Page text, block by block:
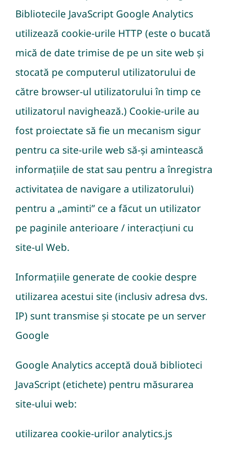
Bibliotecile JavaScript Google Analytics
utilizează cookie-urile HTTP (este o bucată
mică de date trimise de pe un site web și
stocată pe computerul utilizatorului de
către browser-ul utilizatorului în timp ce
utilizatorul navighează.) Cookie-urile au
fost proiectate să fie un mecanism sigur
pentru ca site-urile web să-și amintească
informațiile de stat sau pentru a înregistra
activitatea de navigare a utilizatorului)
pentru a „aminti” ce a făcut un utilizator
pe paginile anterioare / interacțiuni cu
site-ul Web.
Informațiile generate de cookie despre
utilizarea acestui site (inclusiv adresa dvs.
IP) sunt transmise și stocate pe un server
Google
Google Analytics acceptă două biblioteci
JavaScript (etichete) pentru măsurarea
site-ului web:
utilizarea cookie-urilor analytics.js